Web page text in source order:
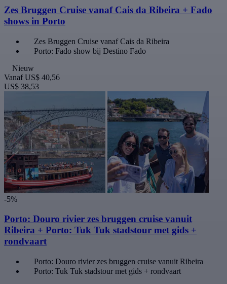
Zes Bruggen Cruise vanaf Cais da Ribeira + Fado
shows in Porto
Zes Bruggen Cruise vanaf Cais da Ribeira
Porto: Fado show bij Destino Fado
Nieuw
Vanaf US$ 40,56
US$ 38,53
-5%
Porto: Douro rivier zes bruggen cruise vanuit
Ribeira + Porto: Tuk Tuk stadstour met gids +
rondvaart
Porto: Douro rivier zes bruggen cruise vanuit Ribeira
Porto: Tuk Tuk stadstour met gids + rondvaart